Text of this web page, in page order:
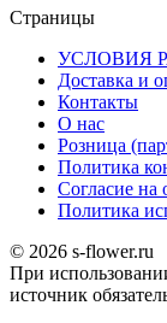
Страницы
УСЛОВИЯ
Доставка и
Контакты
О наc
Розница
Политика
Согласие на
Политика
© 2026 s-flower.ru
При
источник